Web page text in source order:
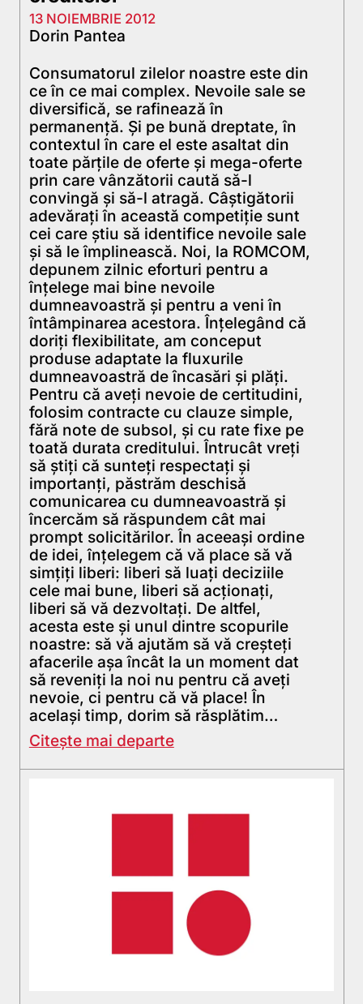
13 NOIEMBRIE 2012
Dorin Pantea
Consumatorul zilelor noastre este din
ce în ce mai complex. Nevoile sale se
diversifică, se rafinează în
permanenţă. Şi pe bună dreptate, în
contextul în care el este asaltat din
toate părţile de oferte şi mega-oferte
prin care vânzătorii caută să-l
convingă şi să-l atragă. Câştigătorii
adevăraţi în această competiţie sunt
cei care ştiu să identifice nevoile sale
şi să le împlinească. Noi, la ROMCOM,
depunem zilnic eforturi pentru a
înţelege mai bine nevoile
dumneavoastră şi pentru a veni în
întâmpinarea acestora. Înţelegând că
doriţi flexibilitate, am conceput
produse adaptate la fluxurile
dumneavoastră de încasări şi plăţi.
Pentru că aveţi nevoie de certitudini,
folosim contracte cu clauze simple,
fără note de subsol, şi cu rate fixe pe
toată durata creditului. Întrucât vreţi
să ştiţi că sunteţi respectaţi şi
importanţi, păstrăm deschisă
comunicarea cu dumneavoastră şi
încercăm să răspundem cât mai
prompt solicitărilor. În aceeaşi ordine
de idei, înţelegem că vă place să vă
simţiţi liberi: liberi să luaţi deciziile
cele mai bune, liberi să acţionaţi,
liberi să vă dezvoltaţi. De altfel,
acesta este şi unul dintre scopurile
noastre: să vă ajutăm să vă creşteţi
afacerile aşa încât la un moment dat
să reveniţi la noi nu pentru că aveţi
nevoie, ci pentru că vă place! În
acelaşi timp, dorim să răsplătim…
Citește mai departe